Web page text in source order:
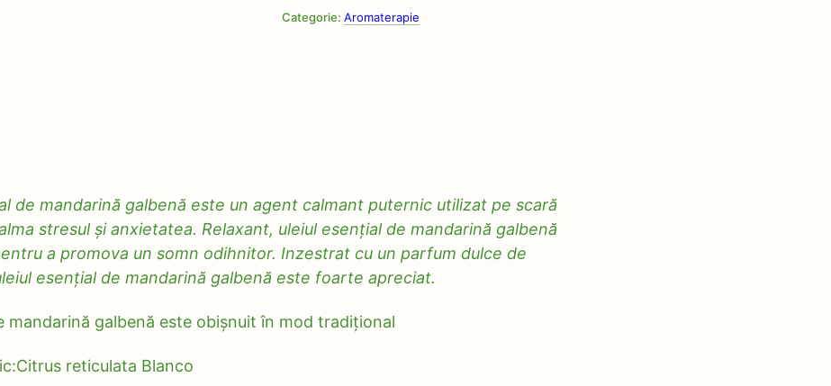
Categorie:Aromaterapie
mandarină galbenă este un agent calmant puternic utilizat pe scară
stresul și anxietatea. Relaxant, uleiul esențial de mandarină galbenă
a promova un somn odihnitor. Inzestrat cu un parfum dulce de
esențial de mandarină galbenă este foarte apreciat.
mandarină galbenă este obișnuit în mod tradițional
reticulata Blanco